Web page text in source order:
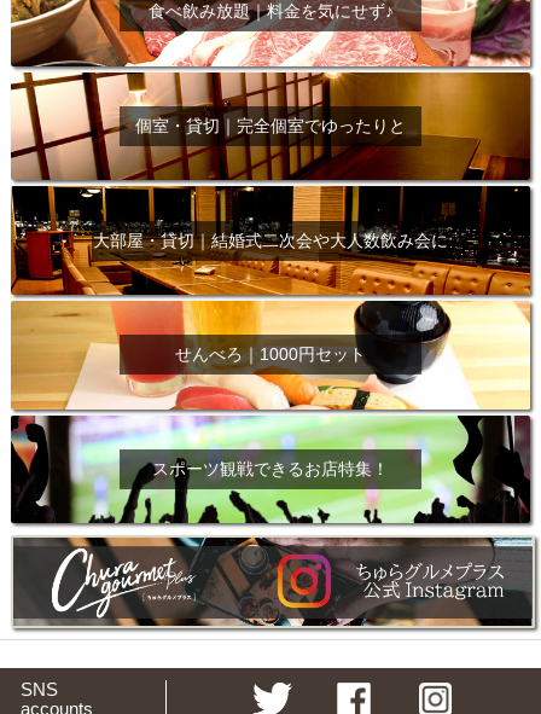
食べ飲み放題｜料金を気にせず♪
個室・貸切｜完全個室でゆったりと
大部屋・貸切｜結婚式二次会や大人数飲み会に
せんべろ｜1000円セット
スポーツ観戦できるお店特集！
SNS
accounts